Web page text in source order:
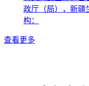
政厅（局），新疆
构：
查看更多